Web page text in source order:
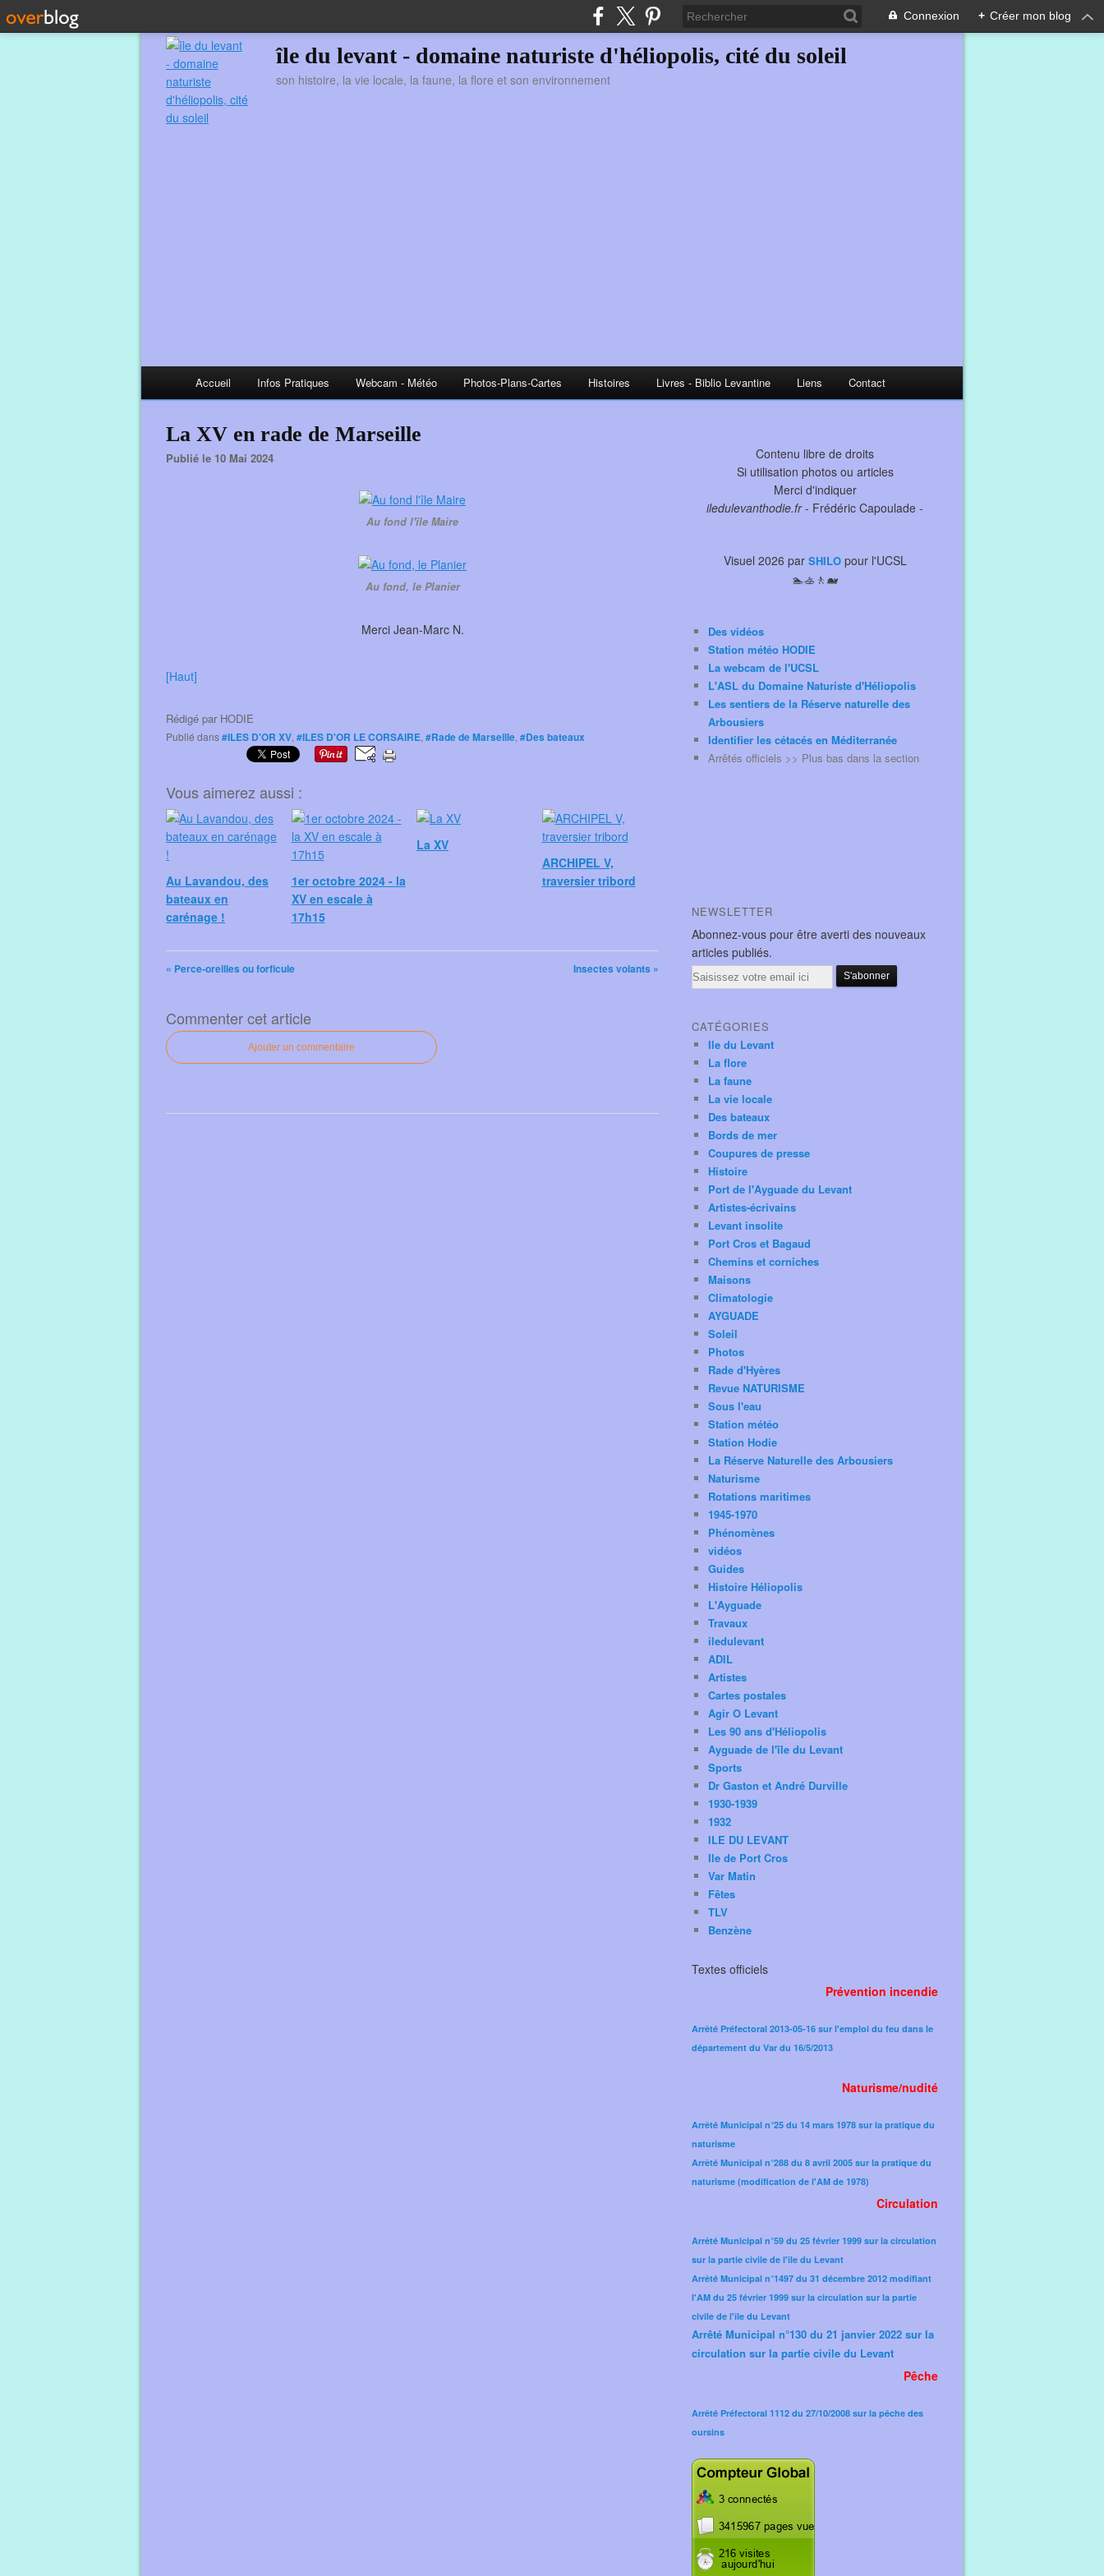
Connexion + Créer mon blog
île du levant - domaine naturiste d'héliopolis, cité du soleil
son histoire, la vie locale, la faune, la flore et son environnement
Accueil Infos Pratiques Webcam - Météo Photos-Plans-Cartes Histoires Livres - Biblio Levantine Liens Contact
La XV en rade de Marseille
Publié le 10 Mai 2024
Au fond l'île Maire
Au fond, le Planier
Merci Jean-Marc N.
[Haut]
Rédigé par HODIE
Publié dans#ILES D'OR XV, #ILES D'OR LE CORSAIRE, #Rade de Marseille, #Des bateaux
Vous aimerez aussi :
Au Lavandou, des
bateaux en
carénage !
1er octobre 2024 - la
XV en escale à
17h15
La XV
ARCHIPEL V,
traversier tribord
« Perce-oreilles ou forficule Insectes volants »
Commenter cet article
Ajouter un commentaire
Contenu libre de droits
Si utilisation photos ou articles
Merci d'indiquer
iledulevanthodie.fr- Frédéric Capoulade -
Visuel 2026 par SHILOpour l'UCSL
🏊🚣🚶🐋
Des vidéos
Station météo HODIE
La webcam de l'UCSL
L'ASL du Domaine Naturiste d'Héliopolis
Les sentiers de la Réserve naturelle des
Arbousiers
Identifier les cétacés en Méditerranée
Arrêtés officiels >> Plus bas dans la section
NEWSLETTER
Abonnez-vous pour être averti des nouveaux
articles publiés.
Email
CATÉGORIES
Ile du Levant
La flore
La faune
La vie locale
Des bateaux
Bords de mer
Coupures de presse
Histoire
Port de l'Ayguade du Levant
Artistes-écrivains
Levant insolite
Port Cros et Bagaud
Chemins et corniches
Maisons
Climatologie
AYGUADE
Soleil
Photos
Rade d'Hyères
Revue NATURISME
Sous l'eau
Station météo
Station Hodie
La Réserve Naturelle des Arbousiers
Naturisme
Rotations maritimes
1945-1970
Phénomènes
vidéos
Guides
Histoire Héliopolis
L'Ayguade
Travaux
iledulevant
ADIL
Artistes
Cartes postales
Agir O Levant
Les 90 ans d'Héliopolis
Ayguade de l'île du Levant
Sports
Dr Gaston et André Durville
1930-1939
1932
ILE DU LEVANT
Ile de Port Cros
Var Matin
Fêtes
TLV
Benzène
Textes officiels
Prévention incendie
Arrêté Préfectoral 2013-05-16 sur l'emploi du feu dans le
département du Var du 16/5/2013
Naturisme/nudité
Arrêté Municipal n°25 du 14 mars 1978 sur la pratique du
naturisme
Arrêté Municipal n°288 du 8 avril 2005 sur la pratique du
naturisme (modification de l'AM de 1978)​
Circulation
Arrêté Municipal n°59 du 25 février 1999 sur la circulation
sur la partie civile de l'île du Levant
Arrêté Municipal n°1497 du 31 décembre 2012 modifiant
l'AM du 25 février 1999 sur la circulation sur la partie
civile de l'île du Levant
Arrêté Municipal n°130 du 21 janvier 2022 sur la
circulation sur la partie civile du Levant
Pêche
Arrêté Préfectoral 1112 du 27/10/2008 sur la pêche des
oursins